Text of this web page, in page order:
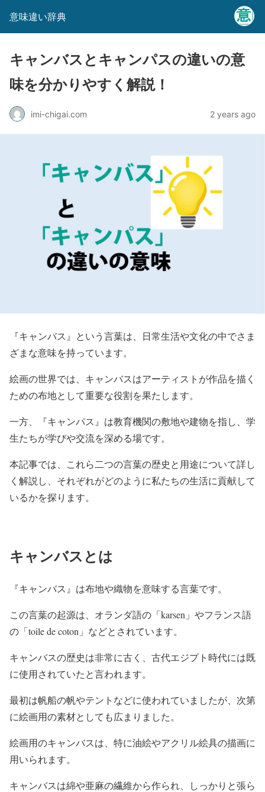
意味違い辞典
キャンバスとキャンパスの違いの意
味を分かりやすく解説！
imi-chigai.com 2 years ago
『キャンバス』という言葉は、日常生活や文化の中でさま
ざまな意味を持っています。
絵画の世界では、キャンバスはアーティストが作品を描く
ための布地として重要な役割を果たします。
一方、『キャンパス』は教育機関の敷地や建物を指し、学
生たちが学びや交流を深める場です。
本記事では、これら二つの言葉の歴史と用途について詳し
く解説し、それぞれがどのように私たちの生活に貢献して
いるかを探ります。
キャンバスとは
『キャンバス』は布地や織物を意味する言葉です。
この言葉の起源は、オランダ語の「karsen」やフランス語
の「toile de coton」などとされています。
キャンバスの歴史は非常に古く、古代エジプト時代には既
に使用されていたと言われます。
最初は帆船の帆やテントなどに使われていましたが、次第
に絵画用の素材としても広まりました。
絵画用のキャンバスは、特に油絵やアクリル絵具の描画に
用いられます。
キャンバスは綿や亜麻の繊維から作られ、しっかりと張ら